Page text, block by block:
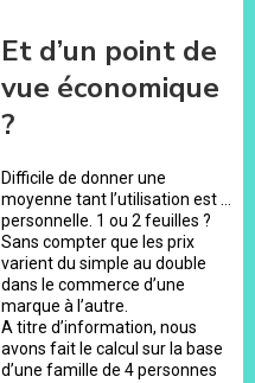
Et d’un point de
vue économique
?
Difficile de donner une
moyenne tant l’utilisation est …
personnelle. 1 ou 2 feuilles ?
Sans compter que les prix
varient du simple au double
dans le commerce d’une
marque à l’autre.
A titre d’information, nous
avons fait le calcul sur la base
d’une famille de 4 personnes